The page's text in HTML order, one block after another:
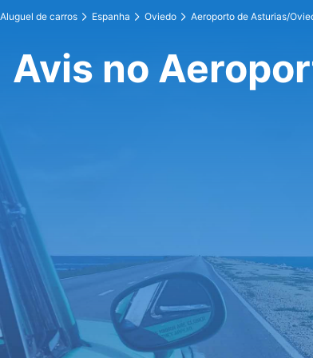
Aluguel de carros Espanha Oviedo Aeroporto de Asturias/
Avis no